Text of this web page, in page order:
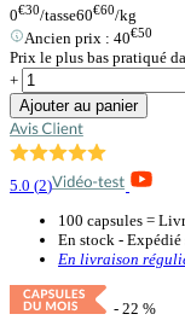
0€30/tasse60€60/kg
Ancien prix : 40€50
Prix le plus bas pratiqué
+
Ajouter au panier
5.0 (2)
100 capsules =
En stock - Expédié
En livraison
- 22 %